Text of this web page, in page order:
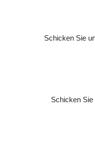
Schicken Sie
Schicken Sie